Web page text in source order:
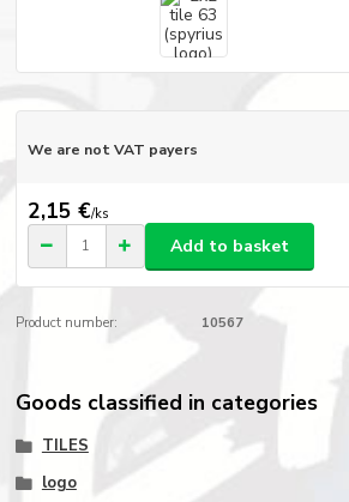
We are not VAT payers
2,15 €/ks
Add to basket
Product number: 10567
Goods classified in categories
TILES
logo